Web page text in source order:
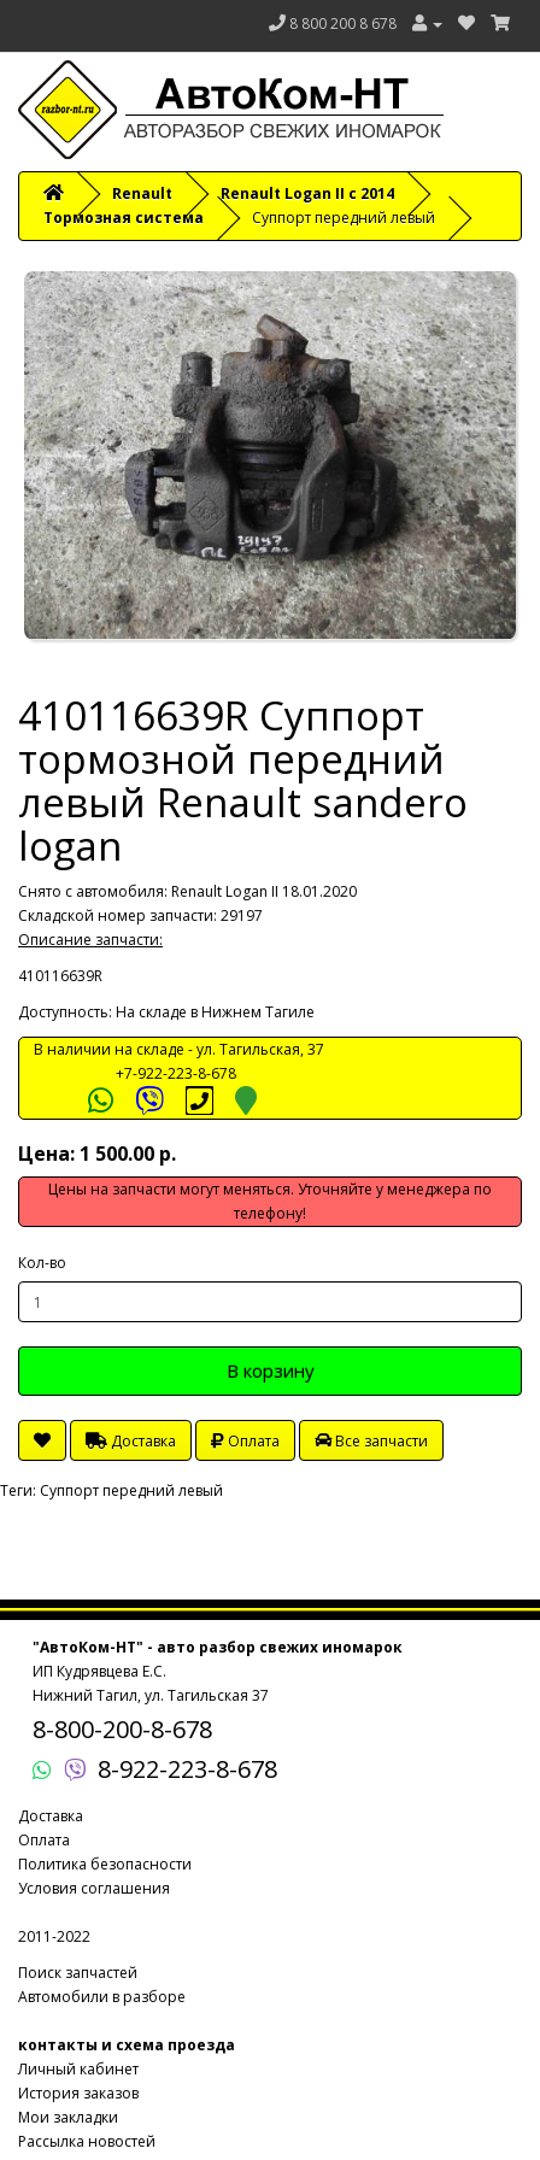
8 800 200 8 678
Renault
Renault Logan II с 2014
Тормозная система
Суппорт передний левый
410116639R Суппорт
тормозной передний
левый Renault sandero
logan
Снято с автомобиля: Renault Logan II 18.01.2020
Складской номер запчасти: 29197
Описание запчасти:
410116639R
Доступность: На складе в Нижнем Тагиле
В наличии на складе -ул. Тагильская, 37
+7-922-223-8-678
Цена: 1 500.00 р.
Цены на запчасти могут меняться. Уточняйте у менеджера по
телефону!
Кол-во
В корзину
Доставка Оплата Все запчасти
Теги: Суппорт передний левый
"АвтоКом-НТ" - авто разбор свежих иномарок
ИП Кудрявцева Е.С.
Нижний Тагил, ул. Тагильская 37
8-800-200-8-678
8-922-223-8-678
Доставка
Оплата
Политика безопасности
Условия соглашения
2011-2022
Поиск запчастей
Автомобили в разборе
контакты и схема проезда
Личный кабинет
История заказов
Мои закладки
Рассылка новостей